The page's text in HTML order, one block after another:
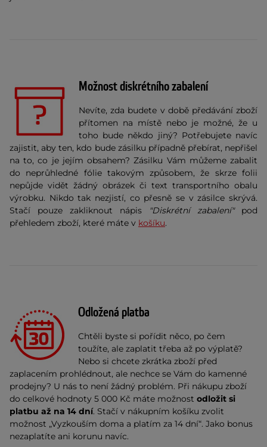
Možnost diskrétního zabalení
Nevíte, zda budete v době předávání zboží
přítomen na místě nebo je možné, že u
toho bude někdo jiný? Potřebujete navíc
zajistit, aby ten, kdo bude zásilku případně přebírat, nepřišel
na to, co je jejím obsahem? Zásilku Vám můžeme zabalit
do neprůhledné fólie takovým způsobem, že skrze folii
nepůjde vidět žádný obrázek či text transportního obalu
výrobku. Nikdo tak nezjistí, co přesně se v zásilce skrývá.
Stačí pouze zakliknout nápis
"Diskrétní zabalení"pod
přehledem zboží, které máte v košíku.
Odložená platba
Chtěli byste si pořídit něco, po čem
toužíte, ale zaplatit třeba až po výplatě?
Nebo si chcete zkrátka zboží před
zaplacením prohlédnout, ale nechce se Vám do kamenné
prodejny? U nás to není žádný problém. Při nákupu zboží
do celkové hodnoty 5 000 Kč máte možnost odložit si
platbu až na 14 dní. Stačí v nákupním košíku zvolit
možnost „Vyzkouším doma a platím za 14 dní“. Jako bonus
nezaplatíte ani korunu navíc.